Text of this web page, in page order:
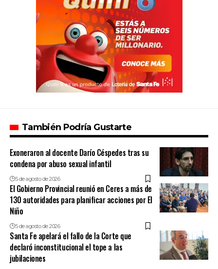
También Podría Gustarte
Exoneraron al docente Darío Céspedes tras su
condena por abuso sexual infantil
5 de agosto de 2026
El Gobierno Provincial reunió en Ceres a más de
130 autoridades para planificar acciones por El
Niño
5 de agosto de 2026
Santa Fe apelará el fallo de la Corte que
declaró inconstitucional el tope a las
jubilaciones